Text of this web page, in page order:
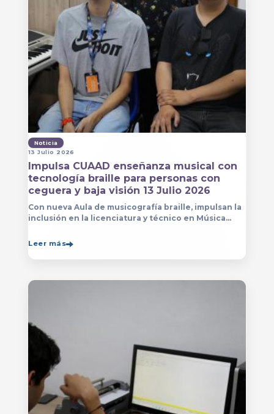
Noticia
13 Julio 2026
Impulsa CUAAD enseñanza musical con
tecnología braille para personas con
ceguera y baja visión 13 Julio 2026
Con nueva Aula de musicografía braille, impulsan la
inclusión en la licenciatura y técnico en Música
formen con mayor autonomía
Leer más